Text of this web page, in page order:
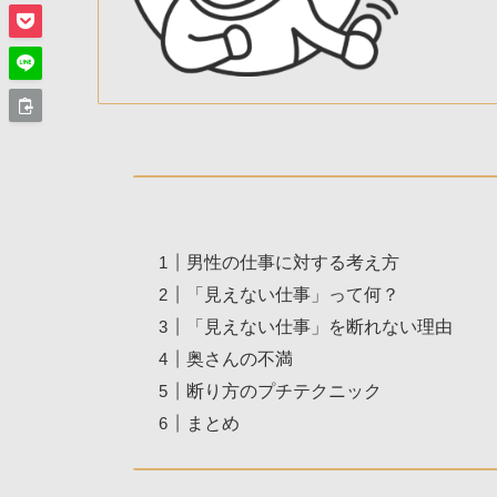
男性の仕事に対する考え方
「見えない仕事」って何？
「見えない仕事」を断れない理由
奥さんの不満
断り方のプチテクニック
まとめ